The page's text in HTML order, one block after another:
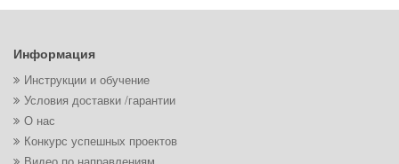
Информация
Инструкции и обучение
Условия доставки /гарантии
О нас
Конкурс успешных проектов